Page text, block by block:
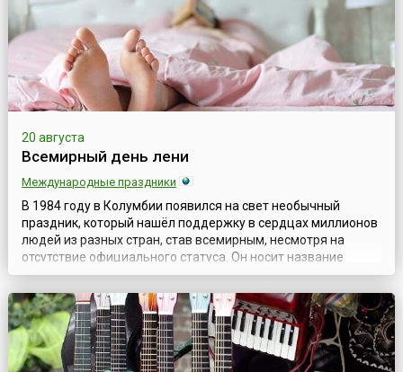
20 августа
Всемирный день лени
Международные праздники
В 1984 году в Колумбии появился на свет необычный
праздник, который нашёл поддержку в сердцах миллионов
людей из разных стран, став всемирным, несмотря на
отсутствие официального статуса. Он носит название
Всемирный день лени.На первый взгляд, лень – один из
неприятных человеческих пороков. Однако, в случае с
праздником организаторы окрестили его так, конечно же, в
шутку. Речь идёт о совершенн...